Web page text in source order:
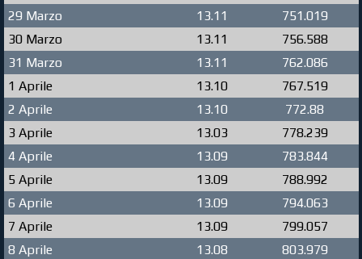
29 Marzo
13.11
751.019
30 Marzo
13.11
756.588
31 Marzo
13.11
762.086
1 Aprile
13.10
767.519
2 Aprile
13.10
772.88
3 Aprile
13.03
778.239
4 Aprile
13.09
783.844
5 Aprile
13.09
788.992
6 Aprile
13.09
794.063
7 Aprile
13.09
799.057
8 Aprile
13.08
803.979